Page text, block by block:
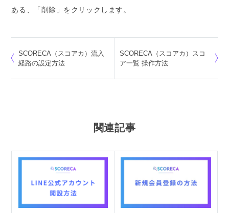
ある、「削除」をクリックします。
SCORECA（スコアカ）流入
経路の設定方法
SCORECA（スコアカ）スコ
ア一覧 操作方法
関連記事